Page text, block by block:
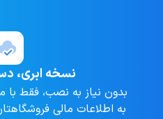
نسخه ابری،
بدون نیاز به نصب، فقط با
به اطلاعات مالی